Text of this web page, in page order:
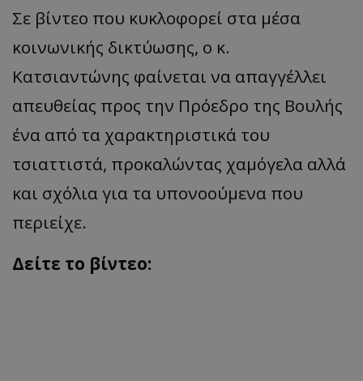
Σε βίντεο που κυκλοφορεί στα μέσα
κοινωνικής δικτύωσης, ο κ.
Κατσιαντώνης φαίνεται να απαγγέλλει
απευθείας προς την Πρόεδρο της Βουλής
ένα από τα χαρακτηριστικά του
τσιαττιστά, προκαλώντας χαμόγελα αλλά
και σχόλια για τα υπονοούμενα που
περιείχε.
Δείτε το βίντεο: